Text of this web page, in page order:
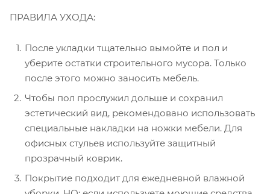
ПРАВИЛА УХОДА:
После укладки тщательно вымойте и пол и
уберите остатки строительного мусора. Только
после этого можно заносить мебель.
Чтобы пол прослужил дольше и сохранил
эстетический вид, рекомендовано использовать
специальные накладки на ножки мебели. Для
офисных стульев используйте защитный
прозрачный коврик.
Покрытие подходит для ежедневной влажной